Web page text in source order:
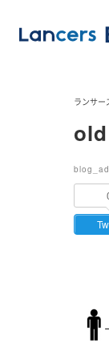
ランサー
old